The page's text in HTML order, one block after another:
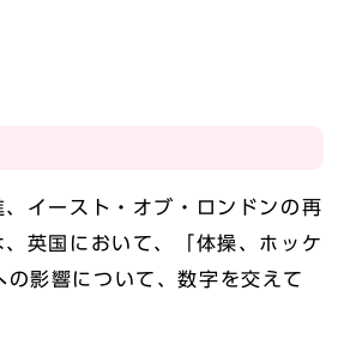
イースト・オブ・ロンドンの再
英国において、「体操、ホッケ
影響について、数字を交えて